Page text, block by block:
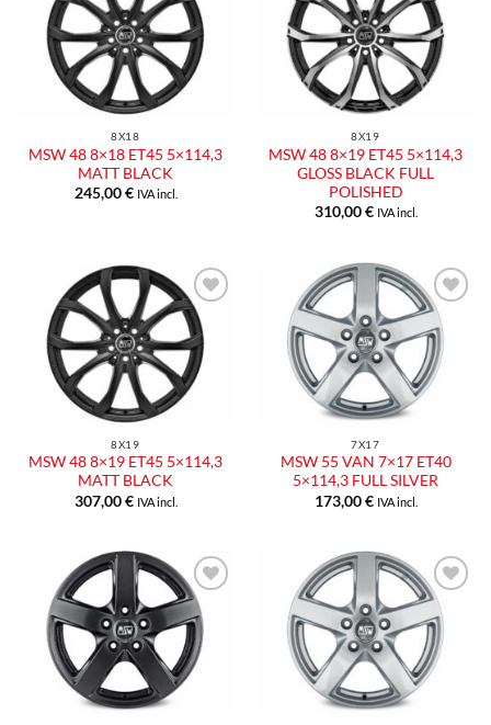
Aggiungi
alla lista
dei
desideri
8X18
MSW 48 8×18 ET45 5×114,3
MATT BLACK
245,00€ IVA incl.
Aggiungi
alla lista
dei
desideri
8X19
MSW 48 8×19 ET45 5×114,3
GLOSS BLACK FULL
POLISHED
310,00€ IVA incl.
Aggiungi
alla lista
dei
desideri
8X19
MSW 48 8×19 ET45 5×114,3
MATT BLACK
307,00€ IVA incl.
Aggiungi
alla lista
dei
desideri
7X17
MSW 55 VAN 7×17 ET40
5×114,3 FULL SILVER
173,00€ IVA incl.
Aggiungi
alla lista
dei
desideri
Aggiungi
alla lista
dei
desideri